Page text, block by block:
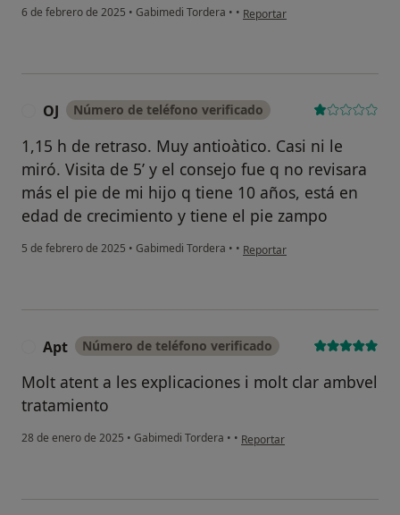
6 de febrero de 2025 • Gabimedi Tordera • • en opinión del usuario L.B
Reportar
OJ Número de teléfono verificado
1,15 h de retraso. Muy antioàtico. Casi ni le
miró. Visita de 5’ y el consejo fue q no revisara
más el pie de mi hijo q tiene 10 años, está en
edad de crecimiento y tiene el pie zampo
5 de febrero de 2025 • Gabimedi Tordera • • en opinión del usuario OJ
Reportar
Apt Número de teléfono verificado
Molt atent a les explicaciones i molt clar ambvel
tratamiento
28 de enero de 2025 • Gabimedi Tordera • • en opinión del usuario Apt
Reportar